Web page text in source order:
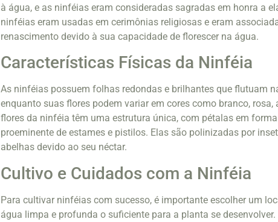
à água, e as ninféias eram consideradas sagradas em honra a
ninféias eram usadas em cerimônias religiosas e eram
renascimento devido à sua capacidade de florescer na água.
Características Físicas da Ninféia
As ninféias possuem folhas redondas e brilhantes que flutuam
enquanto suas flores podem variar em cores como branco, rosa,
flores da ninféia têm uma estrutura única, com pétalas em
proeminente de estames e pistilos. Elas são polinizadas por
abelhas devido ao seu néctar.
Cultivo e Cuidados com a Ninféia
Para cultivar ninféias com sucesso, é importante escolher um
água limpa e profunda o suficiente para a planta se